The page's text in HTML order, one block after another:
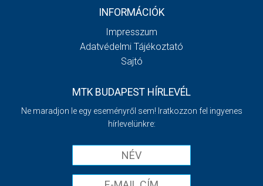
INFORMÁCIÓK
Impresszum
Adatvédelmi Tájékoztató
Sajtó
MTK BUDAPEST HÍRLEVÉL
Ne maradjon le egy eseményről sem! Iratkozzon fel ingyenes
hírlevelünkre: